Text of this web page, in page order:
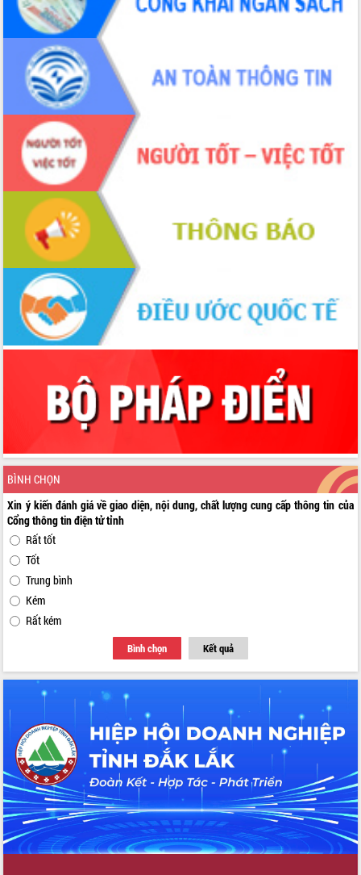
BÌNH CHỌN
Xin ý kiến đánh giá về giao diện, nội dung, chất lượng cung cấp thông tin của
Cổng thông tin điện tử tỉnh
Rất tốt
Tốt
Trung bình
Kém
Rất kém
Bình chọn Kết quả